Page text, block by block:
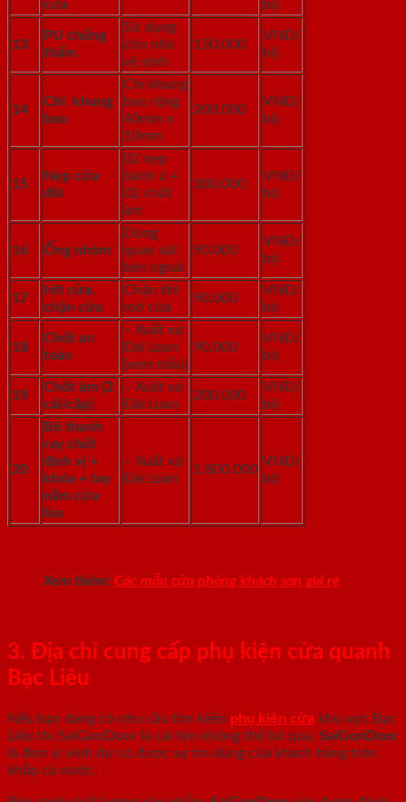
cửa bộ
13
PU chống
thấm
Sử dụng
cho nhà
vệ sinh
150.000
VNĐ/
bộ
14
Chỉ khung
bao
Chỉ khung
bao rộng
40mm x
10mm
200.000
VNĐ/
bộ
15
Nẹp cửa
đôi
02 nẹp
bánh ú +
02 chốt
âm
300.000
VNĐ/
bộ
16 Ống nhòm
Dùng
quan sát
bên ngoài
90.000
VNĐ/
bộ
17
Hít cửa,
chặn cửa
Chặn khi
mở cửa
90.000
VNĐ/
bộ
18
Chốt an
toàn
– Xuất xứ
Đài Loan
(xem mẫu)
90.000
VNĐ/
bộ
19
Chốt âm (2
cái/cặp)
– Xuất xứ
Đài Loan
200.000
VNĐ/
bộ
20
Bộ thanh
ray chốt
định vị +
khóa + tay
nắm cửa
lùa
– Xuất xứ
Đài Loan
1.800.000
VNĐ/
bộ
Xem thêm: Các mẫu cửa phòng khách sạn giá rẻ
3. Địa chỉ cung cấp phụ kiện cửa quanh
Bạc Liêu
Nếu bạn đang có nhu cầu tìm kiếm phụ kiện cửa khu vực Bạc
Liêu thì SaiGonDoor là cái tên không thể bỏ qua. SaiGonDoor
là đơn vị vinh dự có được sự tin dùng của khách hàng trên
khắp cả nước.